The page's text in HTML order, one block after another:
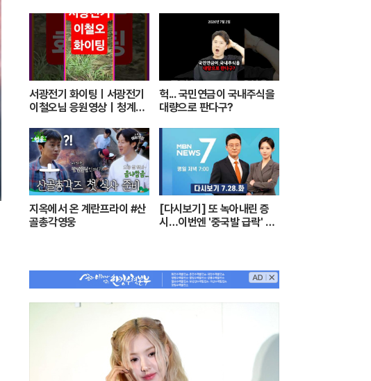
최후의 인류｜#골라듄다큐
부동산 기초)
서광전기 화이팅ㅣ서광전기
이철오님 응원영상｜청계천
헉... 국민연금이 국내주식을
대량으로 판다구?
지옥에서 온 계란프라이 #산
골총각영웅
[다시보기] 또 녹아내린 증
시…이번엔 '중국발 급락' 한